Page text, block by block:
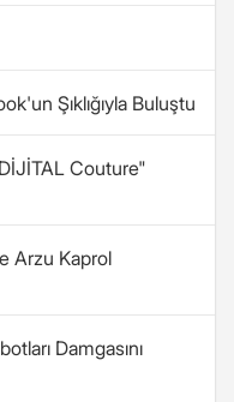
Şıklığıyla Buluştu
Couture"
Arzu Kaprol
Damgasını